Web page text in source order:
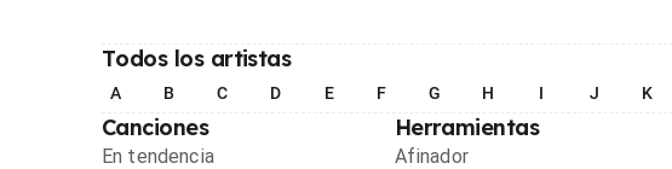
Todos los artistas
A B C D E F G H I J K
Canciones
En tendencia
Herramientas
Afinador